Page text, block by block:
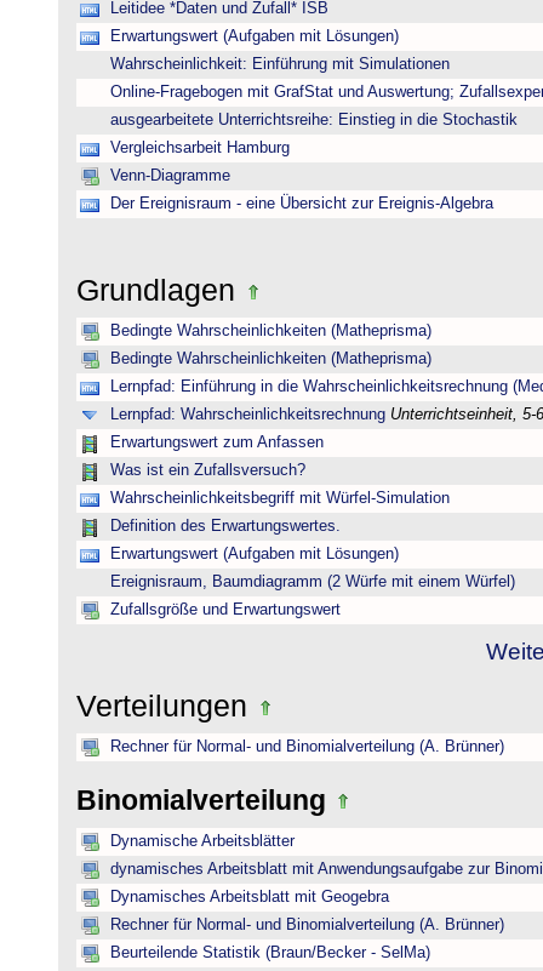
Leitidee *Daten und Zufall* ISB
Erwartungswert (Aufgaben mit Lösungen)
Wahrscheinlichkeit: Einführung mit Simulationen
Online-Fragebogen mit GrafStat und Auswertung;
ausgearbeitete Unterrichtsreihe: Einstieg in die Stochastik
Vergleichsarbeit Hamburg
Venn-Diagramme
Der Ereignisraum - eine Übersicht zur Ereignis-Algebra
Grundlagen
Bedingte Wahrscheinlichkeiten (Matheprisma)
Bedingte Wahrscheinlichkeiten (Matheprisma)
Lernpfad: Einführung in die Wahrscheinlichkeitsrechnung
Lernpfad: Wahrscheinlichkeitsrechnung Unterrichtseinheit, 5-
Erwartungswert zum Anfassen
Was ist ein Zufallsversuch?
Wahrscheinlichkeitsbegriff mit Würfel-Simulation
Definition des Erwartungswertes.
Erwartungswert (Aufgaben mit Lösungen)
Ereignisraum, Baumdiagramm (2 Würfe mit einem Würfel)
Zufallsgröße und Erwartungswert
Verteilungen
Rechner für Normal- und Binomialverteilung (A. Brünner)
Binomialverteilung
Dynamische Arbeitsblätter
dynamisches Arbeitsblatt mit Anwendungsaufgabe zur
Dynamisches Arbeitsblatt mit Geogebra
Rechner für Normal- und Binomialverteilung (A. Brünner)
Beurteilende Statistik (Braun/Becker - SelMa)